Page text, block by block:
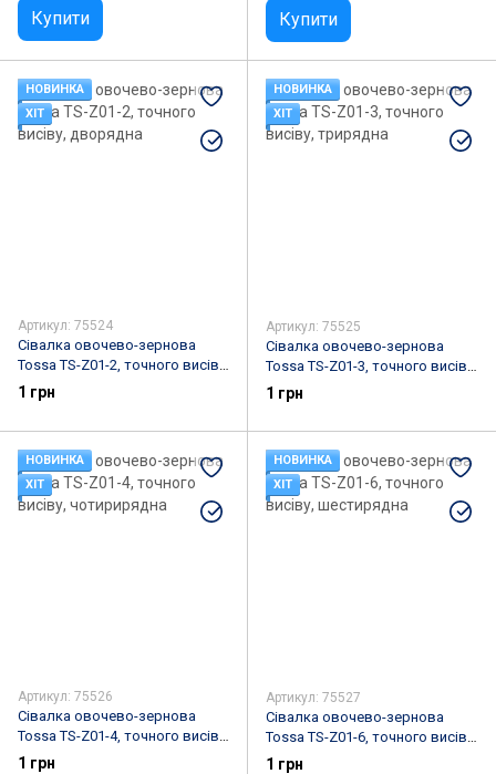
Купити Купити
НОВИНКА
ХІТ
Артикул: 75524
Сівалка овочево-зернова
Tossa TS-Z01-2, точного висіву,
дворядна
1 грн
НОВИНКА
ХІТ
Артикул: 75525
Сівалка овочево-зернова
Tossa TS-Z01-3, точного висіву,
трирядна
1 грн
НОВИНКА
ХІТ
Артикул: 75526
Сівалка овочево-зернова
Tossa TS-Z01-4, точного висіву,
чотирирядна
1 грн
НОВИНКА
ХІТ
Артикул: 75527
Сівалка овочево-зернова
Tossa TS-Z01-6, точного висіву,
шестирядна
1 грн